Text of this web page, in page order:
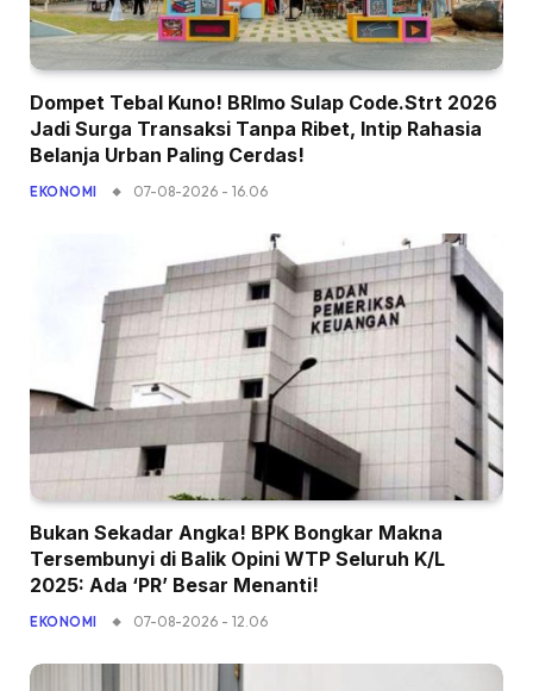
Dompet Tebal Kuno! BRImo Sulap Code.Strt 2026
Jadi Surga Transaksi Tanpa Ribet, Intip Rahasia
Belanja Urban Paling Cerdas!
EKONOMI 07-08-2026 - 16.06
Bukan Sekadar Angka! BPK Bongkar Makna
Tersembunyi di Balik Opini WTP Seluruh K/L
2025: Ada ‘PR’ Besar Menanti!
EKONOMI 07-08-2026 - 12.06